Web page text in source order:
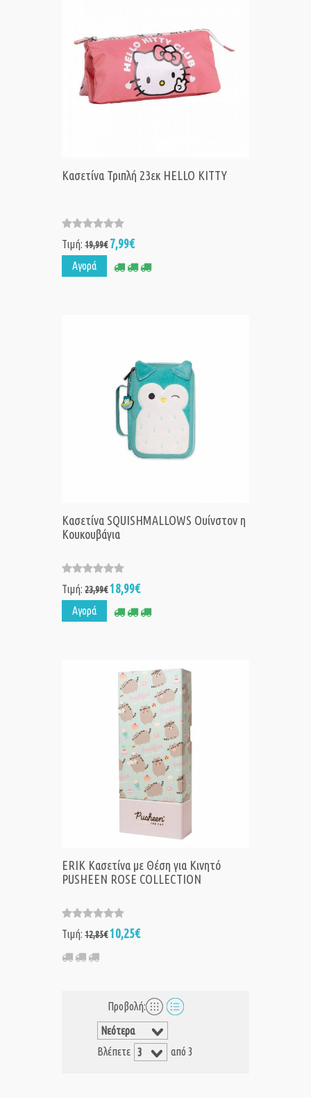
Κασετίνα Τριπλή 23εκ HELLO KITTY
Τιμή: 19,99€ 7,99€
Αγορά
Κασετίνα SQUISHMALLOWS Ουίνστον η
Κουκουβάγια
Τιμή: 23,99€18,99€
Αγορά
ERIK Κασετίνα με Θέση για Κινητό
PUSHEEN ROSE COLLECTION
Τιμή: 12,85€10,25€
Προβολή:
Βλέπετε από 3